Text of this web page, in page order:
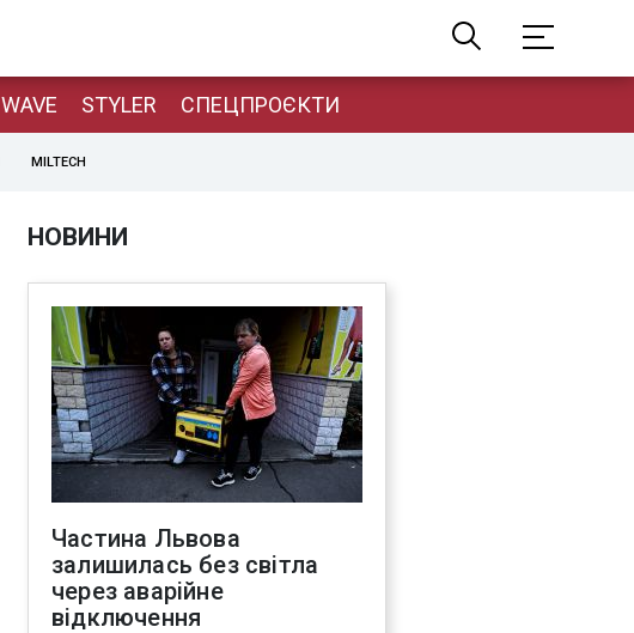
WAVE STYLER СПЕЦПРОЄКТИ
MILTECH
НОВИНИ
Частина Львова
залишилась без світла
через аварійне
відключення